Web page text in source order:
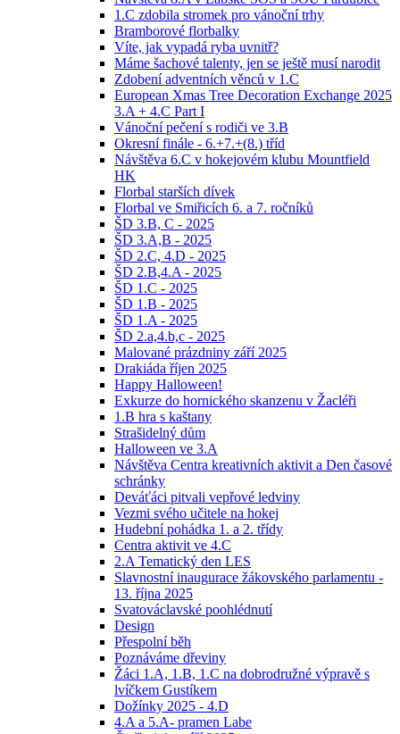
1.C zdobila stromek pro vánoční trhy
Bramborové florbalky
Víte, jak vypadá ryba uvnitř?
Máme šachové talenty, jen se ještě musí narodit
Zdobení adventních věnců v 1.C
European Xmas Tree Decoration Exchange 2025
3.A + 4.C Part I
Vánoční pečení s rodiči ve 3.B
Okresní finále - 6.+7.+(8.) tříd
Návštěva 6.C v hokejovém klubu Mountfield
HK
Florbal starších dívek
Florbal ve Smiřicích 6. a 7. ročníků
ŠD 3.B, C - 2025
ŠD 3.A,B - 2025
ŠD 2.C, 4.D - 2025
ŠD 2.B,4.A - 2025
ŠD 1.C - 2025
ŠD 1.B - 2025
ŠD 1.A - 2025
ŠD 2.a,4.b,c - 2025
Malované prázdniny září 2025
Drakiáda říjen 2025
Happy Halloween!
Exkurze do hornického skanzenu v Žacléři
1.B hra s kaštany
Strašidelný dům
Halloween ve 3.A
Návštěva Centra kreativních aktivit a Den časové
schránky
Deváťáci pitvali vepřové ledviny
Vezmi svého učitele na hokej
Hudební pohádka 1. a 2. třídy
Centra aktivit ve 4.C
2.A Tematický den LES
Slavnostní inaugurace žákovského parlamentu -
13. října 2025
Svatováclavské poohlédnutí
Design
Přespolní běh
Poznáváme dřeviny
Žáci 1.A, 1.B, 1.C na dobrodružné výpravě s
lvíčkem Gustíkem
Dožínky 2025 - 4.D
4.A a 5.A- pramen Labe